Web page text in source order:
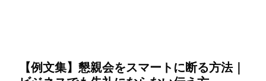
【例文集】懇親会をスマートに断る方法｜